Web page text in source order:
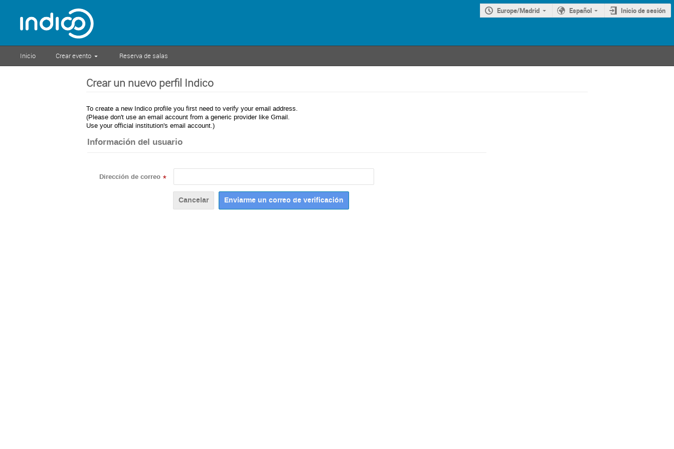
Europe/Madrid Español Inicio de sesión
Inicio Crear evento Reserva de salas
Crear un nuevo perfil Indico
To create a new Indico profile you first need to verify your email address.
(Please don't use an email account from a generic provider like Gmail.
Use your official institution's email account.)
Información del usuario
Dirección de correo *
Cancelar